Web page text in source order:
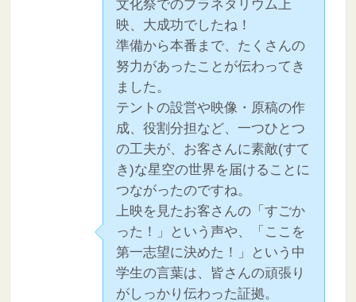
文化祭でのプラネタリウム上
映、大成功でしたね！
準備から本番まで、たくさんの
努力があったことが伝わってき
ました。
テントの設営や映像・原稿の作
成、役割分担など、一つひとつ
の工夫が、お客さんに素敵(すて
き)な星空の世界を届けることに
つながったのですね。
上映を見たお客さんの「すごか
った！」という声や、「ここを
第一志望に決めた！」という中
学生の言葉は、皆さんの頑張り
がしっかり伝わった証拠。